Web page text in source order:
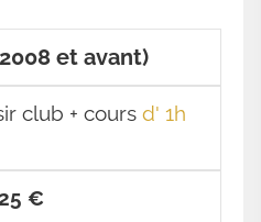
et avant)
club + coursd' 1h
€